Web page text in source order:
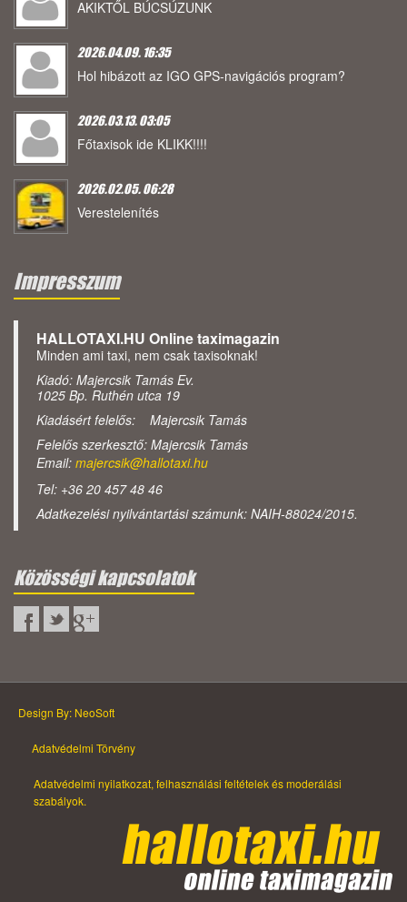
AKIKTŐL BÚCSÚZUNK
2026.04.09. 16:35
Hol hibázott az IGO GPS-navigációs program?
2026.03.13. 03:05
Főtaxisok ide KLIKK!!!!
2026.02.05. 06:28
Verestelenítés
Impresszum
HALLOTAXI.HU Online taximagazin
Minden ami taxi, nem csak taxisoknak!
Kiadó: Majercsik Tamás Ev.
1025 Bp. Ruthén utca 19
Kiadásért felelős: Majercsik Tamás
Felelős szerkesztő: Majercsik Tamás
Email: majercsik@hallotaxi.hu
Tel: +36 20 457 48 46
Adatkezelési nyilvántartási számunk: NAIH-88024/2015.
Közösségi kapcsolatok
Design By: NeoSoft
Adatvédelmi Törvény
Adatvédelmi nyilatkozat, felhasználási feltételek és moderálási
szabályok.